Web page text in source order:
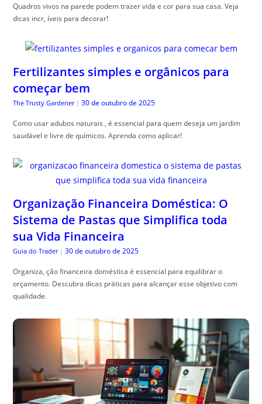
Quadros vivos na parede podem trazer vida e cor para sua casa. Veja
dicas incr, íveis para decorar!
Fertilizantes simples e orgânicos para
começar bem
The Trusty Gardener | 30 de outubro de 2025
Como usar adubos naturais , é essencial para quem deseja um jardim
saudável e livre de químicos. Aprenda como aplicar!
Organização Financeira Doméstica: O
Sistema de Pastas que Simplifica toda
sua Vida Financeira
Guia do Trader | 30 de outubro de 2025
Organiza, ção financeira doméstica é essencial para equilibrar o
orçamento. Descubra dicas práticas para alcançar esse objetivo com
qualidade.